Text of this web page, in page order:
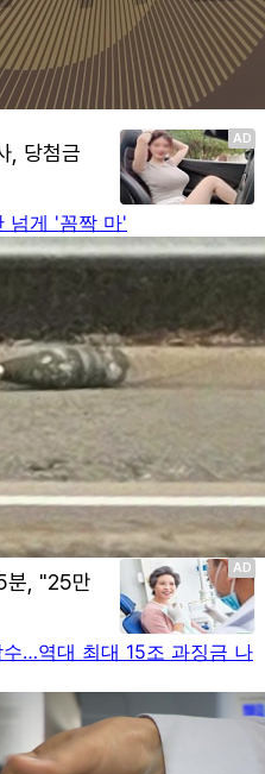
넘게 '꼼짝 마'
…역대 최대 15조 과징금 나